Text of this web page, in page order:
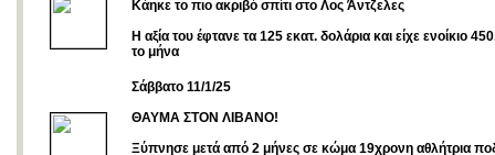
Κάηκε το πιο ακριβό σπίτι στο Λος Άντζελες
Η αξία του έφτανε τα 125 εκατ. δολάρια και είχε ενοίκιο
το μήνα
Σάββατο 11/1/25
ΘΑΥΜΑ ΣΤΟΝ ΛΙΒΑΝΟ!
Ξύπνησε μετά από 2 μήνες σε κώμα 19χρονη αθλήτρια